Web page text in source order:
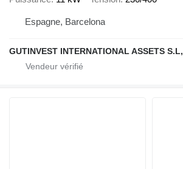
Espagne, Barcelona
GUTINVEST INTERNATIONAL ASSETS S.L,